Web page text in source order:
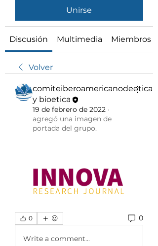
Unirse
Discusión Multimedia Miembros
Volver
comiteiberoamericanodeetica
y bioetica
19 de febrero de 2022 ·
agregó una imagen de
portada del grupo.
0 0
Write a comment...